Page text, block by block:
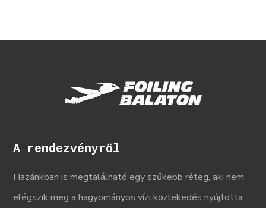
A rendezvényről
Hazánkban is megtalálható egy szűkebb réteg, aki nem
elégszik meg a hagyományos vízi közlekedés nyújtotta